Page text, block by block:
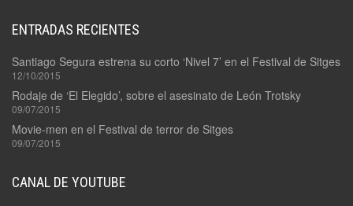
ENTRADAS RECIENTES
Santiago Segura estrena su corto ‘Nivel 7’ en el Festival de Sitges
12/10/2015
Rodaje de ‘El Elegido’, sobre el asesinato de León Trotsky
09/07/2015
Movie-men en el Festival de terror de Sitges
09/07/2015
CANAL DE YOUTUBE